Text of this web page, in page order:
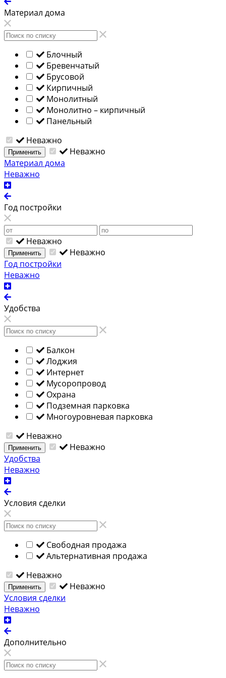
Материал дома
Блочный
Бревенчатый
Брусовой
Кирпичный
Монолитный
Монолитно – кирпичный
Панельный
Неважно
Применить
Неважно
Материал дома
Неважно
Год постройки
Неважно
Применить
Неважно
Год постройки
Неважно
Удобства
Балкон
Лоджия
Интернет
Мусоропровод
Охрана
Подземная парковка
Многоуровневая парковка
Неважно
Применить
Неважно
Удобства
Неважно
Условия сделки
Свободная продажа
Альтернативная продажа
Неважно
Применить
Неважно
Условия сделки
Неважно
Дополнительно